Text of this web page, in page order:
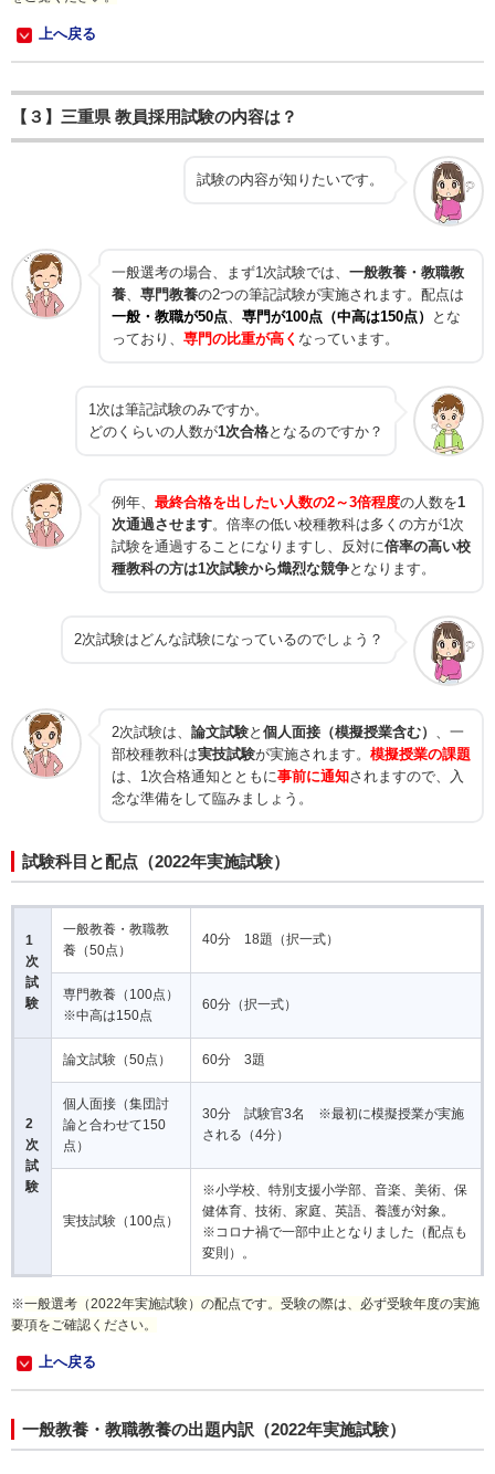
上へ戻る
【３】三重県 教員採用試験の内容は？
試験の内容が知りたいです。
一般選考の場合、まず1次試験では、 一般教養・教職教
養
専門教養の2つの筆記試験が実施されます。配点は
一般・教職が50点
専門が100点（中高は150点）
とな
っており、 専門の比重が高く なっています。
1次は筆記試験のみですか。
どのくらいの人数が1次合格となるのですか？
例年、 最終合格を出したい人数の2～3倍程度の人数を1
次通過させます。倍率の低い校種教科は多くの方が1次
試験を通過することになりますし、反対に倍率の高い校
種教科の方は1次試験から熾烈な競争となります。
2次試験はどんな試験になっているのでしょう？
2次試験は、 論文試験と 個人面接（模擬授業含む）
、一
部校種教科は実技試験が実施されます。 模擬授業の課題
は、1次合格通知とともに事前に通知されますので、入
念な準備をして臨みましょう。
試験科目と配点（2022年実施試験）
1
次
試
験
一般教養・教職教
養（50点）
40分 18題（択一式）
専門教養（100点）
※中高は150点
60分（択一式）
2
次
試
験
論文試験（50点） 60分 3題
個人面接（集団討
論と合わせて150
点）
30分 試験官3名 ※最初に模擬授業が実施
される（4分）
実技試験（100点）
※小学校、特別支援小学部、音楽、美術、保
健体育、技術、家庭、英語、養護が対象。
※コロナ禍で一部中止となりました（配点も
変則）。
※一般選考（2022年実施試験）の配点です。受験の際は、必ず受験年度の実施
要項をご確認ください。
上へ戻る
一般教養・教職教養の出題内訳（2022年実施試験）